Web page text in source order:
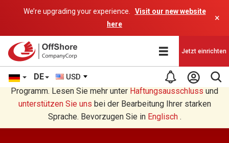
We’re upgrading your experience.
Visit our new website
here
×
DE USD
Jetzt einrichten
Sie lesen eine Deutsche Übersetzung durch ein AI-
Programm. Lesen Sie mehr unter Haftungsausschluss und
unterstützen Sie uns bei der Bearbeitung Ihrer starken
Sprache. Bevorzugen Sie in Englisch.